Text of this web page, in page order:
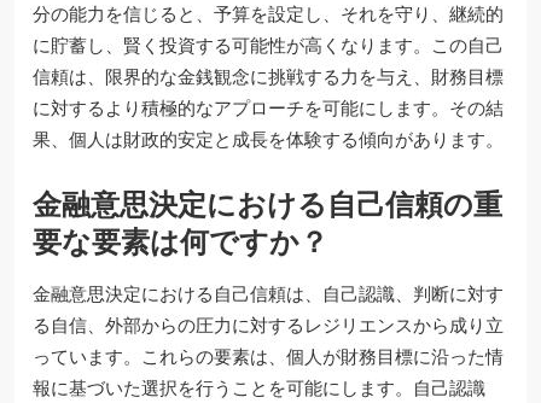
分の能力を信じると、予算を設定し、それを守り、継続的
に貯蓄し、賢く投資する可能性が高くなります。この自己
信頼は、限界的な金銭観念に挑戦する力を与え、財務目標
に対するより積極的なアプローチを可能にします。その結
果、個人は財政的安定と成長を体験する傾向があります。
金融意思決定における自己信頼の重
要な要素は何ですか？
金融意思決定における自己信頼は、自己認識、判断に対す
る自信、外部からの圧力に対するレジリエンスから成り立
っています。これらの要素は、個人が財務目標に沿った情
報に基づいた選択を行うことを可能にします。自己認識